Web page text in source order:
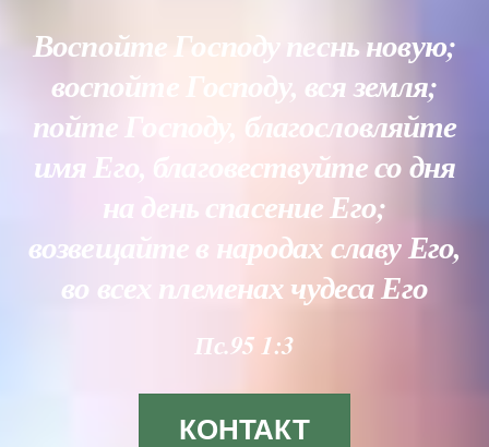
Воспойте Господу песнь новую;
воспойте Господу, вся земля;
пойте Господу, благословляйте
имя Его, благовествуйте со дня
на день спасение Его;
возвещайте в народах славу Его,
во всех племенах чудеса Его
Пс.95 1:3
КОНТАКТ